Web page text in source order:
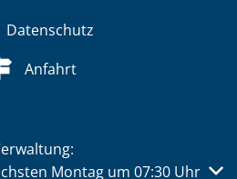
Datenschutz
Anfahrt
oder Schließzeiten
Montag um 07:30 Uhr